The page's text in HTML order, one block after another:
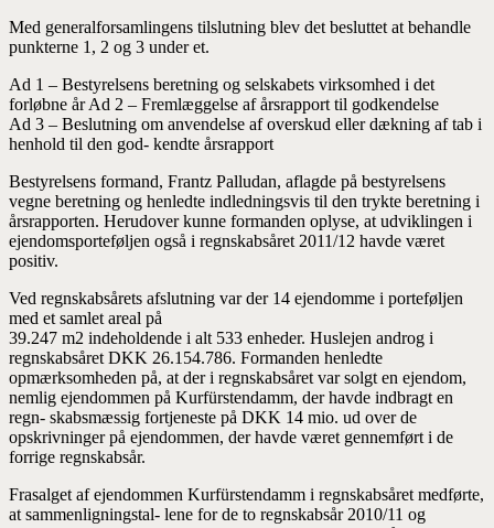
Med generalforsamlingens tilslutning blev det besluttet at behandle
punkterne 1, 2 og 3 under et.
Ad 1 – Bestyrelsens beretning og selskabets virksomhed i det
forløbne år Ad 2 – Fremlæggelse af årsrapport til godkendelse
Ad 3 – Beslutning om anvendelse af overskud eller dækning af tab i
henhold til den god- kendte årsrapport
Bestyrelsens formand, Frantz Palludan, aflagde på bestyrelsens
vegne beretning og henledte indledningsvis til den trykte beretning i
årsrapporten. Herudover kunne formanden oplyse, at udviklingen i
ejendomsporteføljen også i regnskabsåret 2011/12 havde været
positiv.
Ved regnskabsårets afslutning var der 14 ejendomme i porteføljen
med et samlet areal på
39.247 m2 indeholdende i alt 533 enheder. Huslejen androg i
regnskabsåret DKK 26.154.786. Formanden henledte
opmærksomheden på, at der i regnskabsåret var solgt en ejendom,
nemlig ejendommen på Kurfürstendamm, der havde indbragt en
regn- skabsmæssig fortjeneste på DKK 14 mio. ud over de
opskrivninger på ejendommen, der havde været gennemført i de
forrige regnskabsår.
Frasalget af ejendommen Kurfürstendamm i regnskabsåret medførte,
at sammenligningstal- lene for de to regnskabsår 2010/11 og